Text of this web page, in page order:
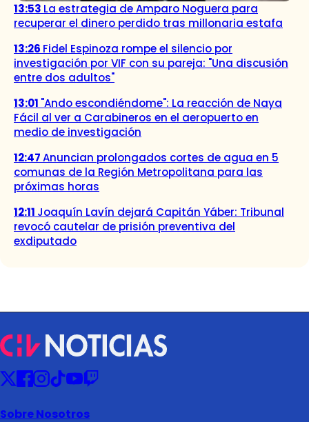
13:53 La estrategia de Amparo Noguera para
recuperar el dinero perdido tras millonaria estafa
13:26 Fidel Espinoza rompe el silencio por
investigación por VIF con su pareja: "Una discusión
entre dos adultos"
13:01 "Ando escondiéndome": La reacción de Naya
Fácil al ver a Carabineros en el aeropuerto en
medio de investigación
12:47Anuncian prolongados cortes de agua en 5
comunas de la Región Metropolitana para las
próximas horas
12:11 Joaquín Lavín dejará Capitán Yáber: Tribunal
revocó cautelar de prisión preventiva del
exdiputado
Sobre Nosotros